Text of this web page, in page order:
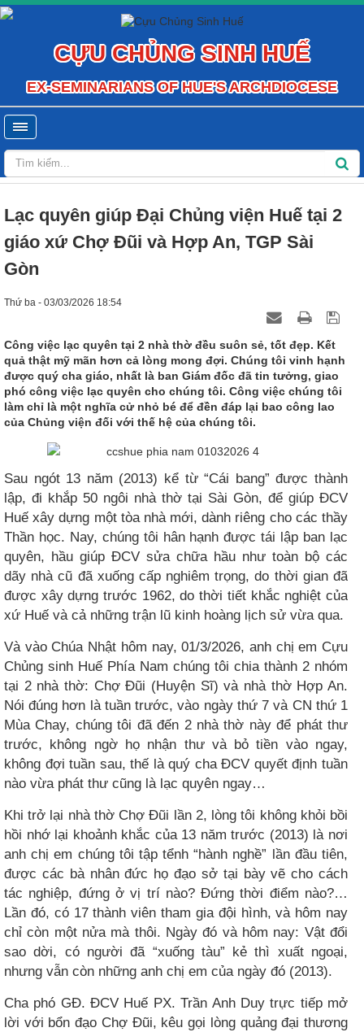
CỰU CHỦNG SINH HUẾ
EX-SEMINARIANS OF HUE'S ARCHDIOCESE
Lạc quyên giúp Đại Chủng viện Huế tại 2
giáo xứ Chợ Đũi và Hợp An, TGP Sài
Gòn
Thứ ba - 03/03/2026 18:54
Công việc lạc quyên tại 2 nhà thờ đều suôn sẻ, tốt đẹp. Kết
quả thật mỹ mãn hơn cả lòng mong đợi. Chúng tôi vinh hạnh
được quý cha giáo, nhất là ban Giám đốc đã tin tưởng, giao
phó công việc lạc quyên cho chúng tôi. Công việc chúng tôi
làm chỉ là một nghĩa cử nhỏ bé để đền đáp lại bao công lao
của Chủng viện đối với thế hệ của chúng tôi.
Sau ngót 13 năm (2013) kể từ “Cái bang” được thành
lập, đi khắp 50 ngôi nhà thờ tại Sài Gòn, để giúp ĐCV
Huế xây dựng một tòa nhà mới, dành riêng cho các thầy
Thần học. Nay, chúng tôi hân hạnh được tái lập ban lạc
quyên, hầu giúp ĐCV sửa chữa hầu như toàn bộ các
dãy nhà cũ đã xuống cấp nghiêm trọng, do thời gian đã
được xây dựng trước 1962, do thời tiết khắc nghiệt của
xứ Huế và cả những trận lũ kinh hoàng lịch sử vừa qua.
Và vào Chúa Nhật hôm nay, 01/3/2026, anh chị em Cựu
Chủng sinh Huế Phía Nam chúng tôi chia thành 2 nhóm
tại 2 nhà thờ: Chợ Đũi (Huyện Sĩ) và nhà thờ Hợp An.
Nói đúng hơn là tuần trước, vào ngày thứ 7 và CN thứ 1
Mùa Chay, chúng tôi đã đến 2 nhà thờ này để phát thư
trước, không ngờ họ nhận thư và bỏ tiền vào ngay,
không đợi tuần sau, thế là quý cha ĐCV quyết định tuần
nào vừa phát thư cũng là lạc quyên ngay…
Khi trở lại nhà thờ Chợ Đũi lần 2, lòng tôi không khỏi bồi
hồi nhớ lại khoảnh khắc của 13 năm trước (2013) là nơi
anh chị em chúng tôi tập tểnh “hành nghề” lần đầu tiên,
được các bà nhân đức họ đạo sở tại bày vẽ cho cách
tác nghiệp, đứng ở vị trí nào? Đứng thời điểm nào?…
Lần đó, có 17 thành viên tham gia đội hình, và hôm nay
chỉ còn một nửa mà thôi. Ngày đó và hôm nay: Vật đổi
sao dời, có người đã “xuống tàu” kẻ thì xuất ngoại,
nhưng vẫn còn những anh chị em của ngày đó (2013).
Cha phó GĐ. ĐCV Huế PX. Trần Anh Duy trực tiếp mở
lời với bổn đạo Chợ Đũi, kêu gọi lòng quảng đại thương